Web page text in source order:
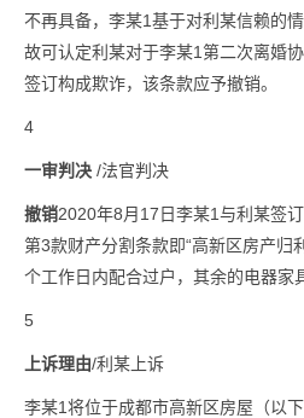
不再具备，李某1基于对利某信赖的
故可认定利某对于李某1第二次离婚
签订构成欺诈，该条款应予撤销。
4
一审判决 /法官判决
撤销2020年8月17日李某1与利某签
第3款财产分割条款即“高新区房产归
个工作日内配合过户，其余的电器家
5
上诉理由/利某上诉
李某1将位于成都市高新区房屋（以